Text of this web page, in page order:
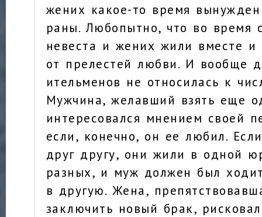
жених какое-то время
раны. Любопытно, что во время
невеста и жених жили вместе и
от прелестей любви. И вообще
ительменов не относилась к
Мужчина, желавший взять еще
интересовался мнением своей
если, конечно, он ее любил.
друг другу, они жили в одной
разных, и муж должен был
в другую. Жена,
заключить новый брак,